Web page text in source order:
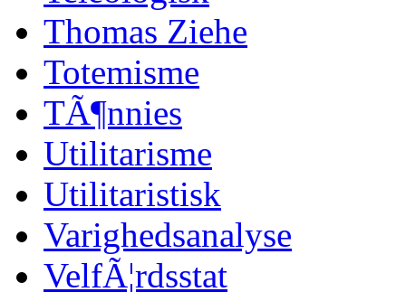
Thomas Ziehe
Totemisme
TÃ¶nnies
Utilitarisme
Utilitaristisk
Varighedsanalyse
VelfÃ¦rdsstat